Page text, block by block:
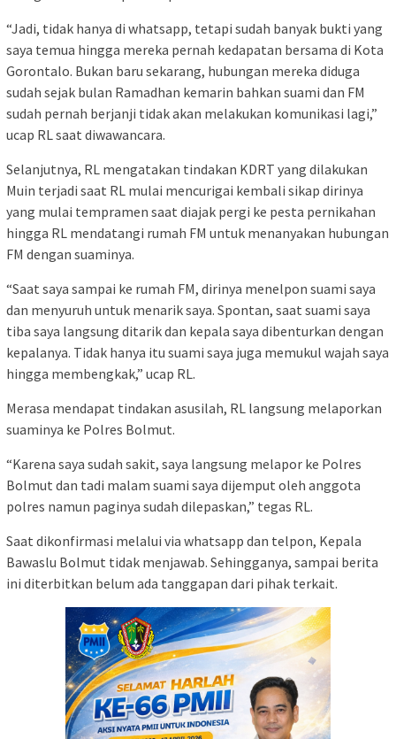
“Jadi, tidak hanya di whatsapp, tetapi sudah banyak bukti yang
saya temua hingga mereka pernah kedapatan bersama di Kota
Gorontalo. Bukan baru sekarang, hubungan mereka diduga
sudah sejak bulan Ramadhan kemarin bahkan suami dan FM
sudah pernah berjanji tidak akan melakukan komunikasi lagi,”
ucap RL saat diwawancara.
Selanjutnya, RL mengatakan tindakan KDRT yang dilakukan
Muin terjadi saat RL mulai mencurigai kembali sikap dirinya
yang mulai tempramen saat diajak pergi ke pesta pernikahan
hingga RL mendatangi rumah FM untuk menanyakan hubungan
FM dengan suaminya.
“Saat saya sampai ke rumah FM, dirinya menelpon suami saya
dan menyuruh untuk menarik saya. Spontan, saat suami saya
tiba saya langsung ditarik dan kepala saya dibenturkan dengan
kepalanya. Tidak hanya itu suami saya juga memukul wajah saya
hingga membengkak,” ucap RL.
Merasa mendapat tindakan asusilah, RL langsung melaporkan
suaminya ke Polres Bolmut.
“Karena saya sudah sakit, saya langsung melapor ke Polres
Bolmut dan tadi malam suami saya dijemput oleh anggota
polres namun paginya sudah dilepaskan,” tegas RL.
Saat dikonfirmasi melalui via whatsapp dan telpon, Kepala
Bawaslu Bolmut tidak menjawab. Sehingganya, sampai berita
ini diterbitkan belum ada tanggapan dari pihak terkait.